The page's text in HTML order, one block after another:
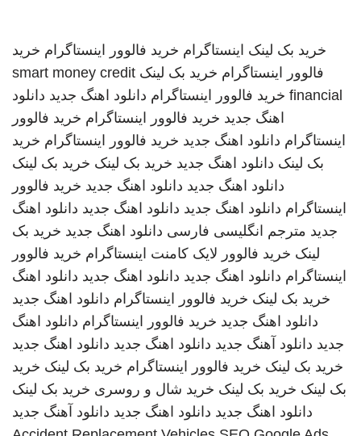
خرید بک لینک اینستاگرام خرید فالوور اینستاگرام خرید
فالوور اینستاگرام خرید بک لینک smart money credit
financial خرید فالوور اینستاگرام دانلود اهنگ جدید دانلود
اهنگ جدید خرید فالوور اینستاگرام خرید فالوور
اینستاگرام دانلود اهنگ جدید خرید فالوور اینستاگرام خرید
بک لینک دانلود اهنگ جدید خرید بک لینک خرید بک لینک
دانلود اهنگ جدید دانلود اهنگ جدید خرید فالوور
اینستاگرام دانلود اهنگ جدید دانلود اهنگ جدید دانلود اهنگ
جدید مترجم انگلیسی فارسی دانلود اهنگ جدید خرید بک
لینک خرید فالوور لایک کامنت اینستاگرام خرید فالوور
اینستاگرام دانلود اهنگ جدید دانلود اهنگ جدید دانلود اهنگ
خرید بک لینک خرید فالوور اینستاگرام دانلود اهنگ جدید
دانلود اهنگ جدید خرید فالوور اینستاگرام دانلود اهنگ
جدید دانلود آهنگ جدید دانلود اهنگ جدید دانلود اهنگ جدید
خرید بک لینک خرید فالوور اینستاگرام خرید بک لینک خرید
بک لینک خرید بک لینک خرید شال و روسری خرید بک لینک
دانلود اهنگ جدید دانلود اهنگ جدید دانلود آهنگ جدید